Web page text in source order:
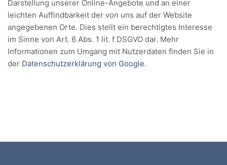
Darstellung unserer Online-Angebote und an einer
leichten Auffindbarkeit der von uns auf der Website
angegebenen Orte. Dies stellt ein berechtigtes Interesse
im Sinne von Art. 6 Abs. 1 lit. f DSGVO dar. Mehr
Informationen zum Umgang mit Nutzerdaten finden Sie in
der Datenschutzerklärung von Google.